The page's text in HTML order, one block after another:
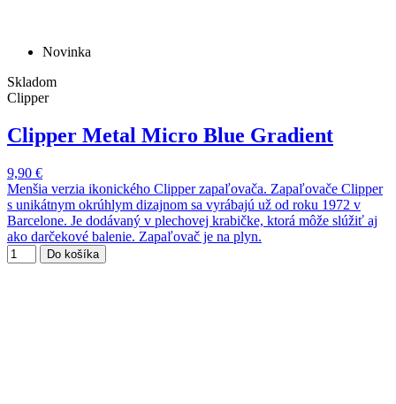
Novinka
Skladom
Clipper
Clipper Metal Micro Blue Gradient
9,90 €
Menšia verzia ikonického Clipper zapaľovača. Zapaľovače Clipper
s unikátnym okrúhlym dizajnom sa vyrábajú už od roku 1972 v
Barcelone. Je dodávaný v plechovej krabičke, ktorá môže slúžiť aj
ako darčekové balenie. Zapaľovač je na plyn.
Do košíka